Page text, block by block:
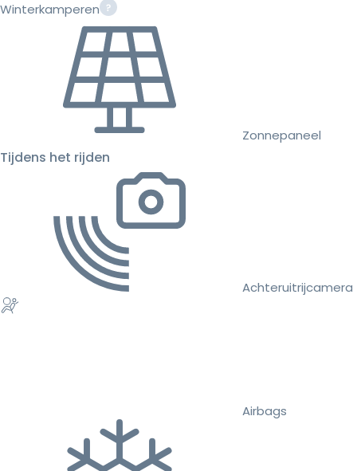
Winterkamperen
Zonnepaneel
Tijdens het rijden
Achteruitrijcamera
Airbags